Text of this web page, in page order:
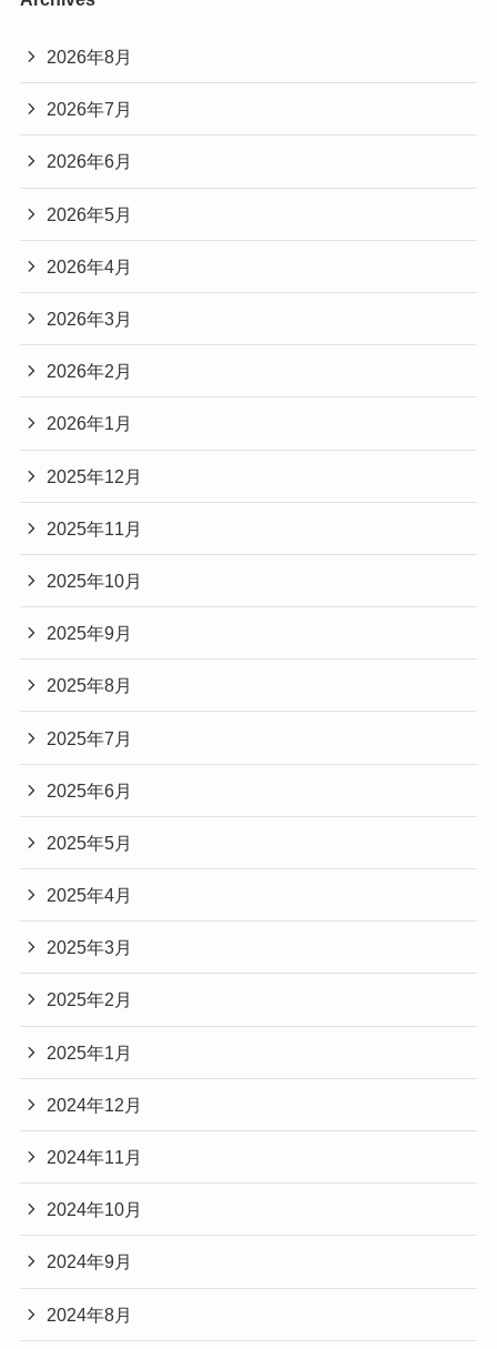
2026年8月
2026年7月
2026年6月
2026年5月
2026年4月
2026年3月
2026年2月
2026年1月
2025年12月
2025年11月
2025年10月
2025年9月
2025年8月
2025年7月
2025年6月
2025年5月
2025年4月
2025年3月
2025年2月
2025年1月
2024年12月
2024年11月
2024年10月
2024年9月
2024年8月